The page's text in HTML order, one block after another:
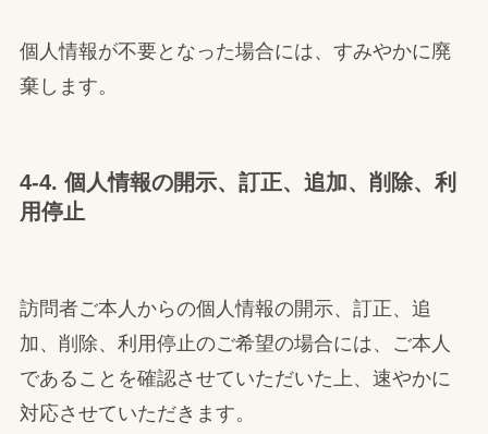
個人情報が不要となった場合には、すみやかに廃
棄します。
4-4. 個人情報の開示、訂正、追加、削除、利
用停止
訪問者ご本人からの個人情報の開示、訂正、追
加、削除、利用停止のご希望の場合には、ご本人
であることを確認させていただいた上、速やかに
対応させていただきます。